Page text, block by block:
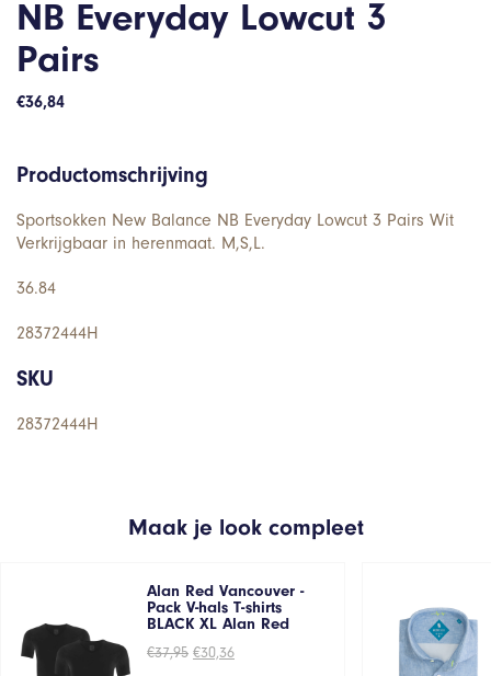
NB Everyday Lowcut 3
Pairs
€36,84
Productomschrijving
Sportsokken New Balance NB Everyday Lowcut 3 Pairs Wit
Verkrijgbaar in herenmaat. M,S,L.
36.84
28372444H
SKU
28372444H
Maak je look compleet
Alan Red Vancouver -
Pack V-hals T-shirts
BLACK XL Alan Red
€37,95 Oorspronkelijke
€30,36Huidige